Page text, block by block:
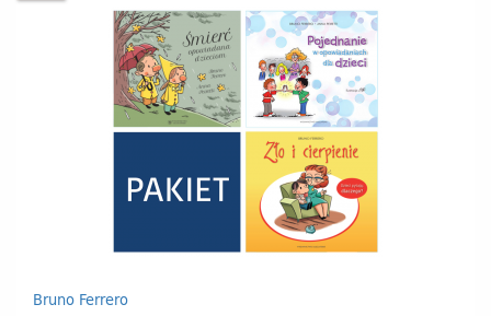
Bruno Ferrero